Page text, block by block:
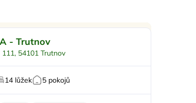
- Trutnov
111, 54101 Trutnov
14 lůžek 5 pokojů